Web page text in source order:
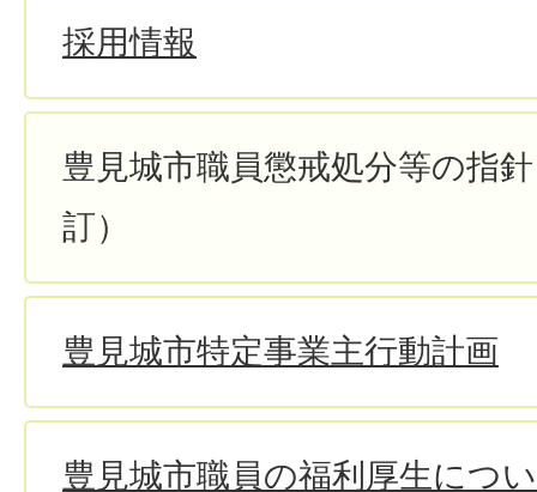
採用情報
豊見城市職員懲戒処分等の指
訂）
豊見城市特定事業主行動計画
豊見城市職員の福利厚生につ